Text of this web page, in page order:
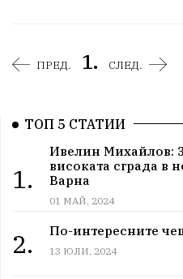
ПРЕД. 1. СЛЕД.
ТОП 5 СТАТИИ
1.
Ивелин Михайлов:
високата сграда в
Варна
01 МАЙ, 2024
2. По-интересните
13 ЮЛИ, 2024